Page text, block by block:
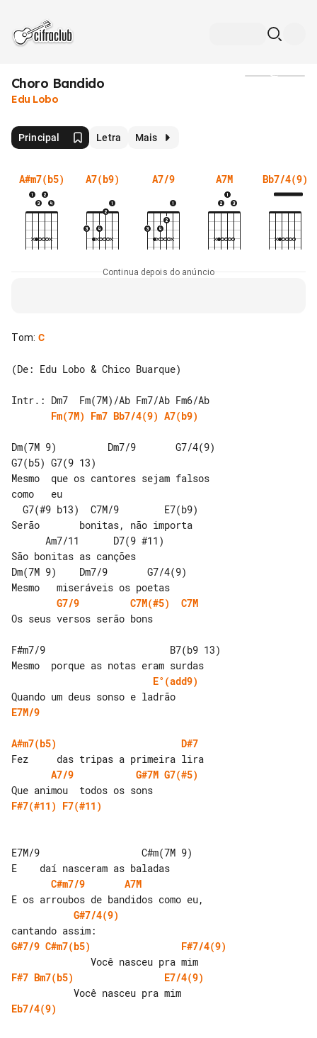
Choro Bandido
Edu Lobo
Principal Letra Mais
A#m7(b5) A7(b9) A7/9 A7M Bb7/4(9)
Continua depois do anúncio
Tom: C
(De: Edu Lobo & Chico Buarque)
Fm(7M) Fm7 Bb7/4(9) A7(b9)
Dm(7M 9)         Dm7/9       G7/4(9)
G7(b5) G7(9 13)
Mesmo  que os cantores sejam falsos
como   eu
Serão       bonitas, não importa
São bonitas as canções
Dm(7M 9)    Dm7/9       G7/4(9)
G7/9
C7M(#5)
C7M
Os seus versos serão bons
F#m7/9                      B7(b9 13)
E°(add9)
E7M/9
A#m7(b5)
D#7
A7/9
G#7M G7(#5)
F#7(#11) F7(#11)
E7M/9                  C#m(7M 9)
C#m7/9
A7M
G#7/4(9)
G#7/9 C#m7(b5)
F#7/4(9)
F#7 Bm7(b5)
E7/4(9)
Eb7/4(9)